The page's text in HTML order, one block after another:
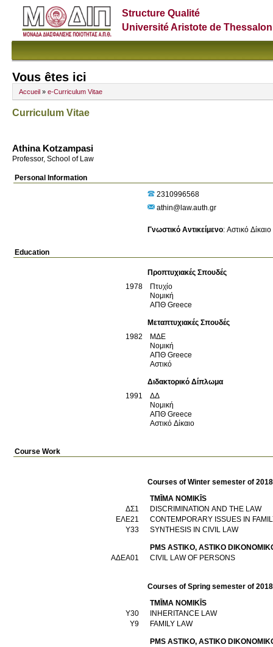
Structure Qualité
Université Aristote de
Vous êtes ici
Accueil » e-Curriculum Vitae
Curriculum Vitae
Athina Kotzampasi
Professor, School of Law
Personal Information
2310996568
athin@law.auth.gr
Γνωστικό Αντικείμενο: Αστικό Δίκαιο
Education
Προπτυχιακές Σπουδές
1978
Πτυχίο
Νομική
ΑΠΘ Greece
Μεταπτυχιακές Σπουδές
1982
ΜΔΕ
Νομική
ΑΠΘ Greece
Αστικό
Διδακτορικό Δίπλωμα
1991
ΔΔ
Νομική
ΑΠΘ Greece
Αστικό Δίκαιο
Course Work
Courses of Winter semester of
TMĪMA NOMIKĪS
ΔΣ1
DISCRIMINATION AND THE LAW
ΕΛΕ21
CONTEMPORARY ISSUES IN
Υ33
SYNTHESIS IN CIVIL LAW
PMS ASTIKO, ASTIKO
ΑΔΕΑ01
CIVIL LAW OF PERSONS
Courses of Spring semester of
TMĪMA NOMIKĪS
Υ30
INHERITANCE LAW
Υ9
FAMILY LAW
PMS ASTIKO, ASTIKO